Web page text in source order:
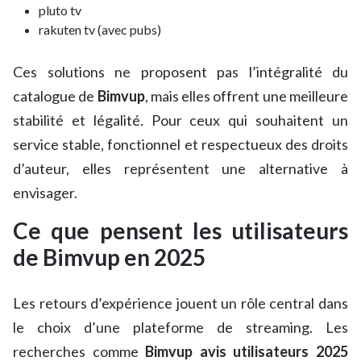
pluto tv
rakuten tv (avec pubs)
Ces solutions ne proposent pas l’intégralité du
catalogue de Bimvup, mais elles offrent une meilleure
stabilité et légalité. Pour ceux qui souhaitent un
service stable, fonctionnel et respectueux des droits
d’auteur, elles représentent une alternative à
envisager.
Ce que pensent les utilisateurs
de Bimvup en 2025
Les retours d’expérience jouent un rôle central dans
le choix d’une plateforme de streaming. Les
recherches comme Bimvup avis utilisateurs 2025